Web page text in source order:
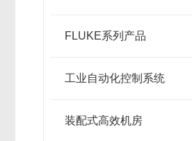
FLUKE系列产品
工业自动化控制系统
装配式高效机房